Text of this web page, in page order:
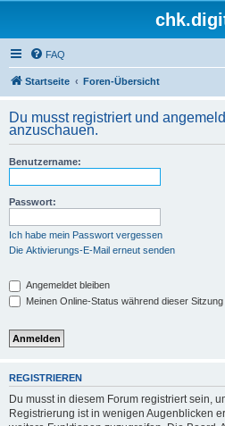
FAQ
Startseite Foren-Übersicht
Du musst registriert und
anzuschauen.
Benutzername:
Passwort:
Ich habe mein Passwort vergessen
Die Aktivierungs-E-Mail erneut senden
Angemeldet bleiben
Meinen Online-Status während dieser
REGISTRIEREN
Du musst in diesem Forum registriert sein,
Registrierung ist in wenigen Augenblicken